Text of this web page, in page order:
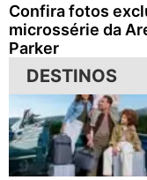
Confira fotos
microssérie da
Parker
DESTINOS